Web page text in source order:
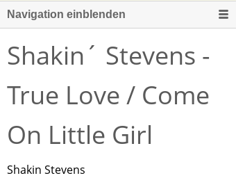
Navigation einblenden
Shakin´ Stevens -
True Love / Come
On Little Girl
Shakin Stevens